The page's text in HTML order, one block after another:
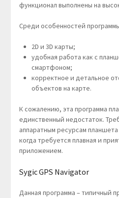
функционал выполнены на
Среди особенностей
2D и 3D карты;
удобная работа как с
смартфоном;
корректное и детальное
объектов на карте.
К сожалению, эта программа
единственный недостаток.
аппаратным ресурсам
когда требуется плавная и
приложением.
Sygic GPS Navigator
Данная программа – типичный